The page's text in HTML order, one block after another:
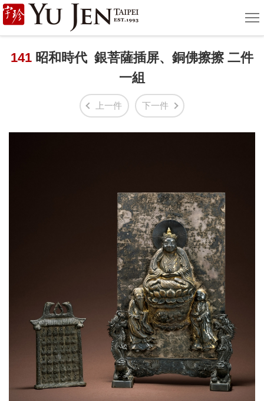
宇
珍
國
術
單
141 昭和時代 銀菩薩插屏、銅佛擦擦 二件
一組
上一件 下一件